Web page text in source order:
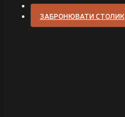
ЗАБРОНЮВАТИ СТОЛИК